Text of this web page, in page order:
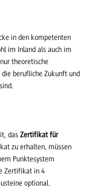
in den kompetenten
im Inland als auch im
theoretische
berufliche Zukunft und
das Zertifikat für
zu erhalten, müssen
Punktesystem
Zertifikat in 4
optional.